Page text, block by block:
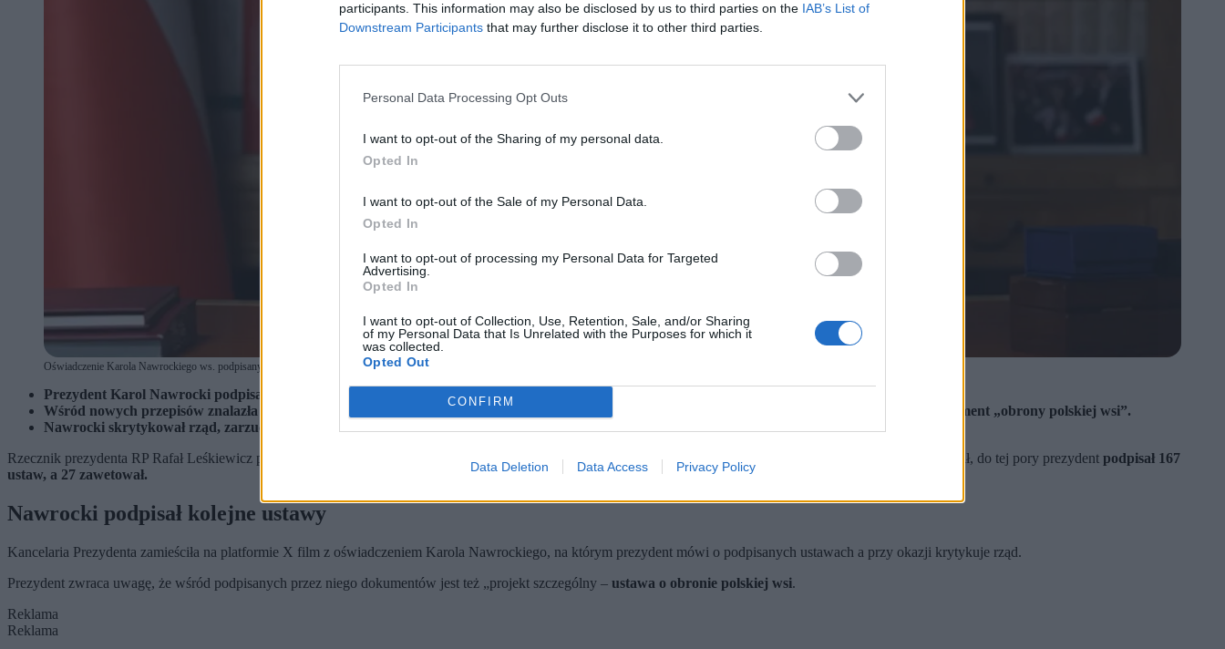
participants. This information may also be disclosed by us to third parties on the IAB’s List of
Downstream Participants that may further disclose it to other third parties.
Personal Data Processing Opt Outs
I want to opt-out of the Sharing of my personal data.
Opted In
I want to opt-out of the Sale of my Personal Data.
Opted In
I want to opt-out of processing my Personal Data for Targeted
Advertising.
Opted In
I want to opt-out of Collection, Use, Retention, Sale, and/or Sharing
of my Personal Data that Is Unrelated with the Purposes for which it
was collected.
Opted Out
CONFIRM
Data Deletion Data Access Privacy Policy
Oświadczenie Karola Nawrockiego ws. podpisanych ustaw. (fot. X)
Prezydent Karol Nawrocki podpisał 10 ustaw, od początku kadencji zatwierdził już 167, przy 27 wetach – poinformowała Kancelaria Prezydenta.
Wśród nowych przepisów znalazła się m.in. ustawa zakazująca przez 10 lat sprzedaży polskiej ziemi cudzoziemcom, którą prezydent określił jako element „obrony polskiej wsi”.
Nawrocki skrytykował rząd, zarzucając brak realizacji obietnic wyborczych i twierdząc, że weta służą poprawie jakości prawa.
Rzecznik prezydenta RP Rafał Leśkiewicz poinformował w mediach społecznościowych, że Karol Nawrocki zdecydował o podpisaniu kolejnych dziesięciu. Jak dodał, do tej pory prezydent podpisał 167
ustaw, a 27 zawetował.
Nawrocki podpisał kolejne ustawy
Kancelaria Prezydenta zamieściła na platformie X film z oświadczeniem Karola Nawrockiego, na którym prezydent mówi o podpisanych ustawach a przy okazji krytykuje rząd.
Prezydent zwraca uwagę, że wśród podpisanych przez niego dokumentów jest też „projekt szczególny – ustawa o obronie polskiej wsi.
Reklama
Reklama